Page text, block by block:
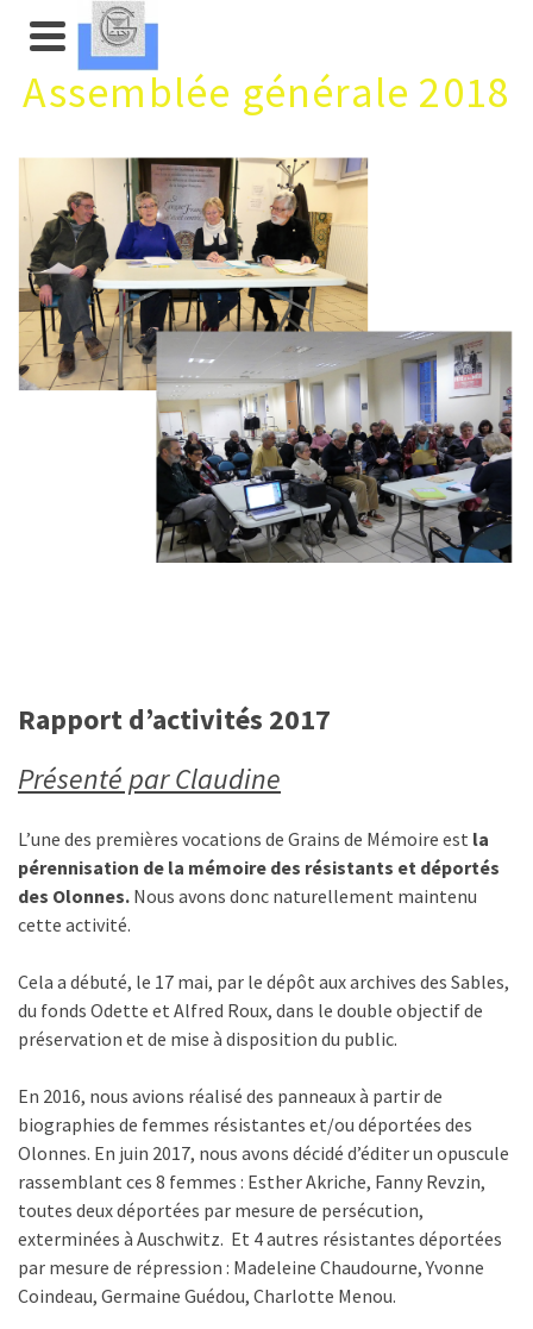
Assemblée générale 2018
Rapport d’activités 2017
Présenté par Claudine
L’une des premières vocations de Grains de Mémoire est la
pérennisation de la mémoire des résistants et déportés
des Olonnes. Nous avons donc naturellement maintenu
cette activité.
Cela a débuté, le 17 mai, par le dépôt aux archives des Sables,
du fonds Odette et Alfred Roux, dans le double objectif de
préservation et de mise à disposition du public.
En 2016, nous avions réalisé des panneaux à partir de
biographies de femmes résistantes et/ou déportées des
Olonnes. En juin 2017, nous avons décidé d’éditer un opuscule
rassemblant ces 8 femmes : Esther Akriche, Fanny Revzin,
toutes deux déportées par mesure de persécution,
exterminées à Auschwitz. Et 4 autres résistantes déportées
par mesure de répression : Madeleine Chaudourne, Yvonne
Coindeau, Germaine Guédou, Charlotte Menou.